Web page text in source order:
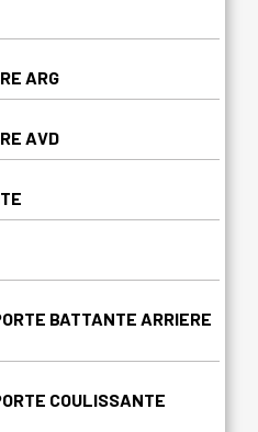
ARG
AVD
BATTANTE ARRIERE
COULISSANTE